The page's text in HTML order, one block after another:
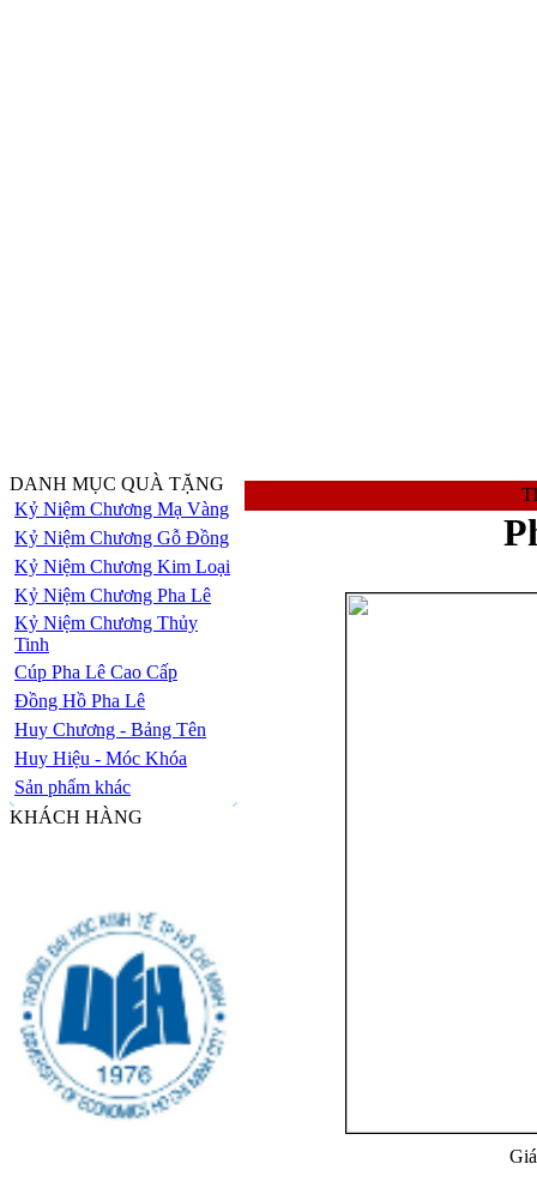
DANH MỤC QUÀ TẶNG
Kỷ Niệm Chương Mạ Vàng
Kỷ Niệm Chương Gỗ Đồng
Kỷ Niệm Chương Kim Loại
Kỷ Niệm Chương Pha Lê
Kỷ Niệm Chương Thủy
Tinh
Cúp Pha Lê Cao Cấp
Đồng Hồ Pha Lê
Huy Chương - Bảng Tên
Huy Hiệu - Móc Khóa
Sản phẩm khác
KHÁCH HÀNG